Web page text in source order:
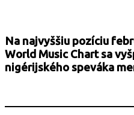
Na najvyššiu pozíciu
World Music Chart sa
nigérijského speváka